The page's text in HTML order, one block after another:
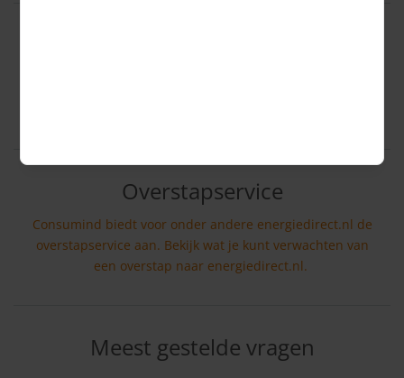
Overstapservice
Consumind biedt voor onder andere energiedirect.nl de
overstapservice aan. Bekijk wat je kunt verwachten van
een overstap naar energiedirect.nl.
Meest gestelde vragen